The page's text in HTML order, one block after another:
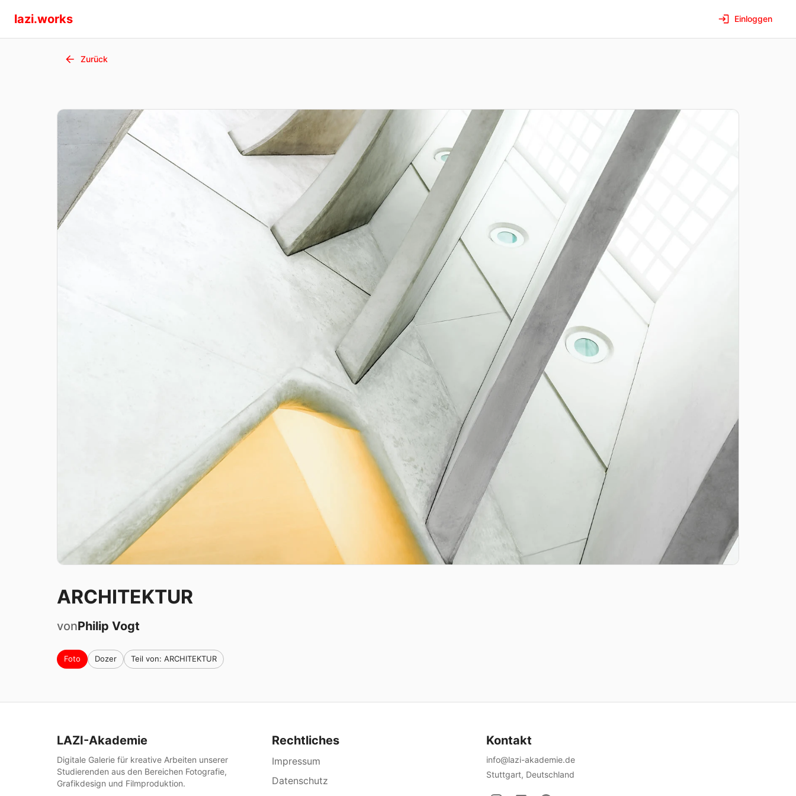
lazi.works Einloggen
Zurück
ARCHITEKTUR
vonPhilip Vogt
Foto Dozer Teil von: ARCHITEKTUR
LAZI-Akademie
Digitale Galerie für kreative Arbeiten unserer
Studierenden aus den Bereichen Fotografie,
Grafikdesign und Filmproduktion.
Rechtliches
Impressum
Datenschutz
Kontakt
info@lazi-akademie.de
Stuttgart, Deutschland